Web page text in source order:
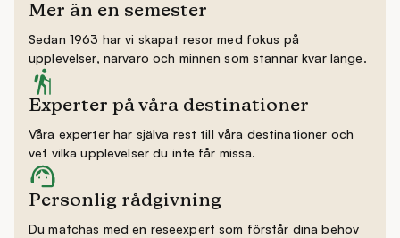
Mer än en semester
Sedan 1963 har vi skapat resor med fokus på
upplevelser, närvaro och minnen som stannar kvar länge.
Experter på våra destinationer
Våra experter har själva rest till våra destinationer och
vet vilka upplevelser du inte får missa.
Personlig rådgivning
Du matchas med en reseexpert som förstår dina behov